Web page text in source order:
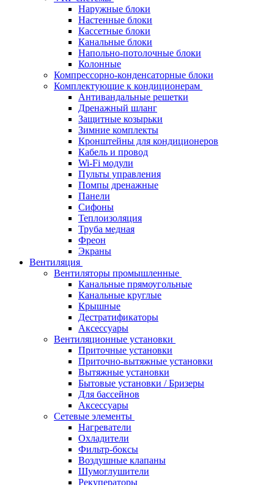
Наружные блоки
Настенные блоки
Кассетные блоки
Канальные блоки
Напольно-потолочные блоки
Колонные
Компрессорно-конденсаторные блоки
Комплектующие к кондиционерам
Антивандальные решетки
Дренажный шланг
Защитные козырьки
Зимние комплекты
Кронштейны для кондиционеров
Кабель и провод
Wi-Fi модули
Пульты управления
Помпы дренажные
Панели
Сифоны
Теплоизоляция
Труба медная
Фреон
Экраны
Вентиляция
Вентиляторы промышленные
Канальные прямоугольные
Канальные круглые
Крышные
Дестратификаторы
Аксессуары
Вентиляционные установки
Приточные установки
Приточно-вытяжные установки
Вытяжные установки
Бытовые установки / Бризеры
Для бассейнов
Аксессуары
Сетевые элементы
Нагреватели
Охладители
Фильтр-боксы
Воздушные клапаны
Шумоглушители
Рекуператоры